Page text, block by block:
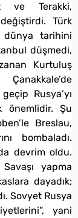
ve Terakki,
Türk
dünya tarihini
düşmedi,
Kurtuluş
Rusya’yı
önemlidir. Şu
Breslau,
bombaladı.
devrim oldu.
yapma
dayadık;
Sovyet Rusya
yani